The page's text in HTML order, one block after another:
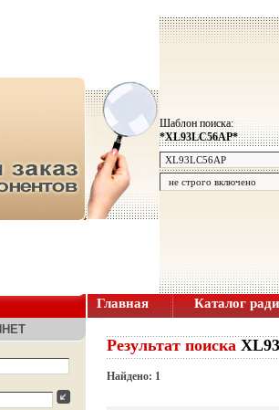
Шаблон поиска:
*XL93LC56AP*
Главная Каталог
Результат поиска
Найдено: 1